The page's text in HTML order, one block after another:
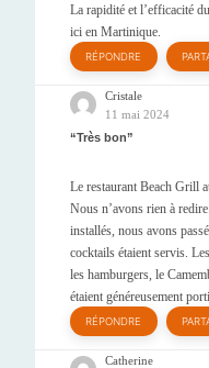
La rapidité et l’efficacité
ici en Martinique.
RÉPONDRE
Cristale
11 mai 2024
Très bon
Le restaurant Beach Grill
Nous n’avons rien à
installés, nous avons
cocktails étaient servis.
les hamburgers, le
étaient généreusement
RÉPONDRE
Catherine